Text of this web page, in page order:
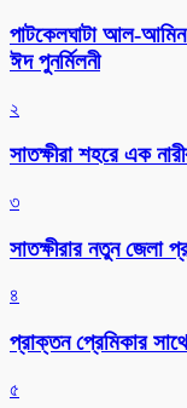
পাটকেলঘাটা আল-আমিন
ঈদ পুনর্মিলনী
২
সাতক্ষীরা শহরে এক
৩
সাতক্ষীরার নতুন জেলা
৪
প্রাক্তন প্রেমিকার
৫